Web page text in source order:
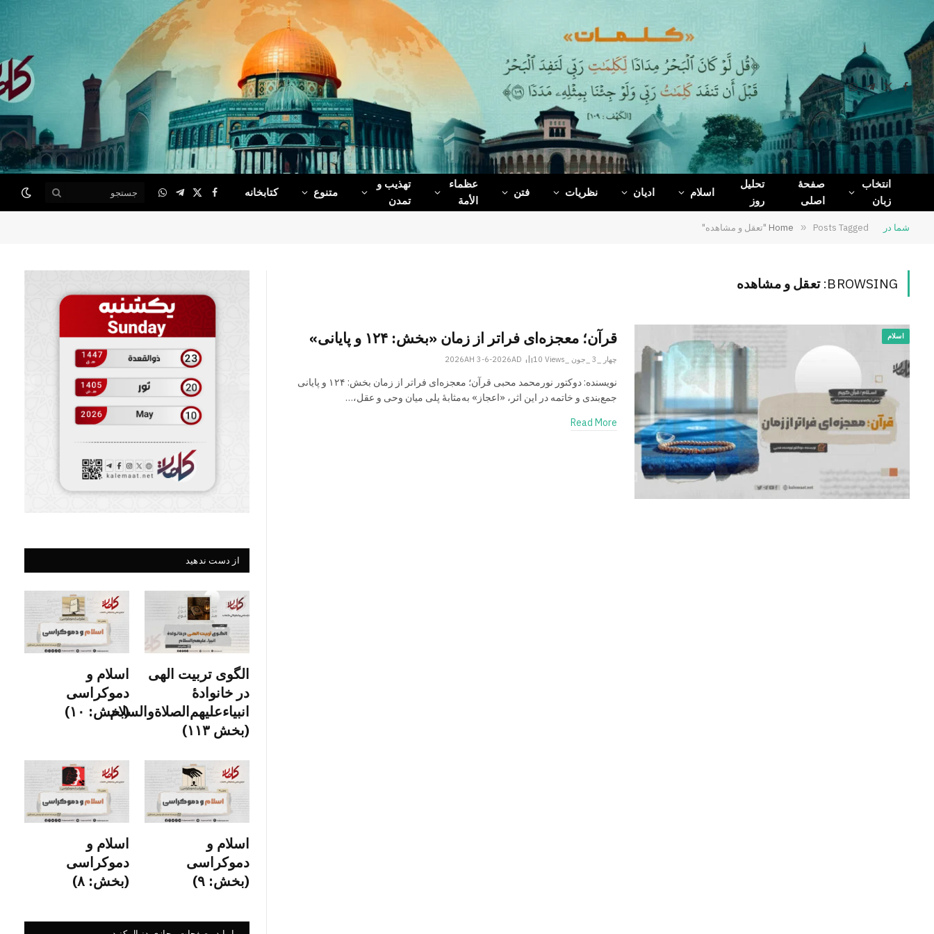
Facebook
X
(Twitter)
Telegram
WhatsApp
انتخاب
زبان
صفحۀ
اصلی
تحلیل
روز
اسلام ادیان نظریات فتن
عظماء‌
الأمة
تهذیب و
تمدن
متنوع کتابخانه Facebook
X
(Twitter)
Telegram
WhatsApp
شما در Home » Posts Tagged "تعقل و مشاهده"
BROWSING: تعقل و مشاهده
اسلام قرآن؛ معجزه‌ای فراتر از زمان «بخش: ۱۲۴ و پایانی»
چهار _3 _جون _2026AH 3-6-2026AD 10Views
نویسنده: دوکتور نورمحمد محبی قرآن؛ معجزه‌ای فراتر از زمان بخش: ۱۲۴ و پایانی
جمع‌بندی و خاتمه در این اثر، «اعجاز» به‌مثابۀ پلی میان وحی و عقل،…
Read More
از دست ندهید
الگوی تربیت الهی
در خانوادۀ
انبیاءعلیهم‌الصلاةو‌السلام
(بخش ۱۱۳)
اسلام و
دموکراسی
(بخش: ۱۰)
اسلام و
دموکراسی
(بخش: ۹)
اسلام و
دموکراسی
(بخش: ۸)